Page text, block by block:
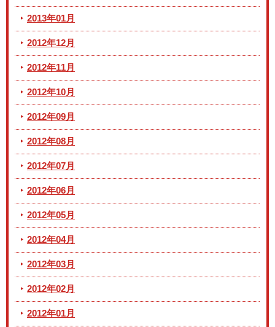
2013年01月
2012年12月
2012年11月
2012年10月
2012年09月
2012年08月
2012年07月
2012年06月
2012年05月
2012年04月
2012年03月
2012年02月
2012年01月